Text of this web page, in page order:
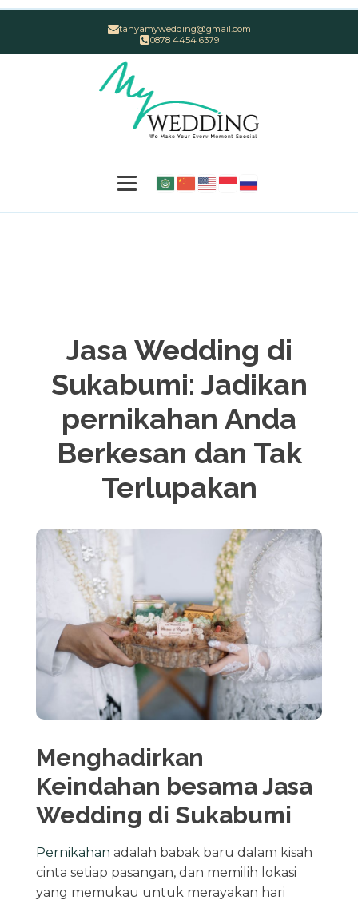
tanyamywedding@gmail.com
0878 4454 6379
Jasa Wedding di
Sukabumi: Jadikan
pernikahan Anda
Berkesan dan Tak
Terlupakan
Menghadirkan
Keindahan besama Jasa
Wedding di Sukabumi
Pernikahan adalah babak baru dalam kisah
cinta setiap pasangan, dan memilih lokasi
yang memukau untuk merayakan hari